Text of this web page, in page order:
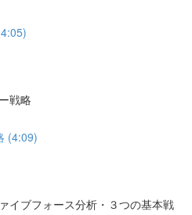
戦略
(4:09)
ブフォース分析・３つの基本戦